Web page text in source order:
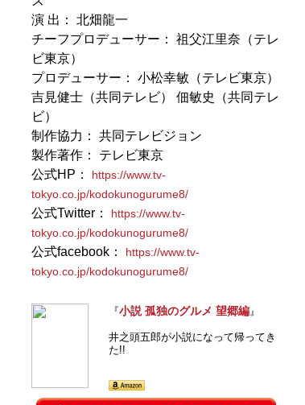
演 出： 北畑龍一
チーフプロデューサー： 祖父江里奈（テレ
ビ東京）
プロデューサー： 小松幸敏（テレビ東京）
吉見健士（共同テレビ） 佃敏史（共同テレ
ビ）
制作協力： 共同テレビジョン
製作著作： テレビ東京
公式HP：
https://www.tv-
tokyo.co.jp/kodokunogurume8/
公式Twitter：
https://www.tv-
tokyo.co.jp/kodokunogurume8/
公式facebook：
https://www.tv-
tokyo.co.jp/kodokunogurume8/
『小説 孤独のグルメ 望郷編』
井之頭五郎が小説になって帰ってき
た!!